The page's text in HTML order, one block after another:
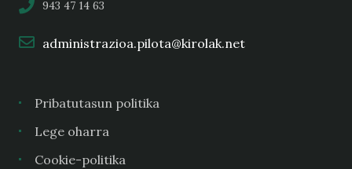
943 47 14 63
administrazioa.pilota@kirolak.net
Pribatutasun politika
Lege oharra
Cookie-politika